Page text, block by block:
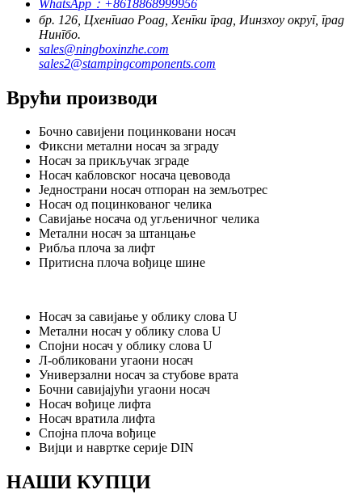
WhatsApp：+8618868999956
бр. 126, Цхенгиао Роад, Хенгки град, Иинзхоу округ, град
Нингбо.
sales@ningboxinzhe.com
sales2@stampingcomponents.com
Врући производи
Бочно савијени поцинковани носач
Фиксни метални носач за зграду
Носач за прикључак зграде
Носач кабловског носача цевовода
Једнострани носач отпоран на земљотрес
Носач од поцинкованог челика
Савијање носача од угљеничног челика
Метални носач за штанцање
Рибља плоча за лифт
Притисна плоча вођице шине
Носач за савијање у облику слова U
Метални носач у облику слова U
Спојни носач у облику слова U
Л-обликовани угаони носач
Универзални носач за стубове врата
Бочни савијајући угаони носач
Носач вођице лифта
Носач вратила лифта
Спојна плоча вођице
Вијци и навртке серије DIN
НАШИ КУПЦИ